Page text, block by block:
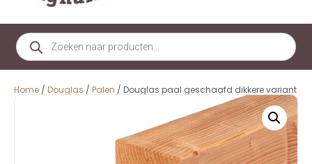
Home / Douglas / Palen / Douglas paal geschaafd dikkere variant